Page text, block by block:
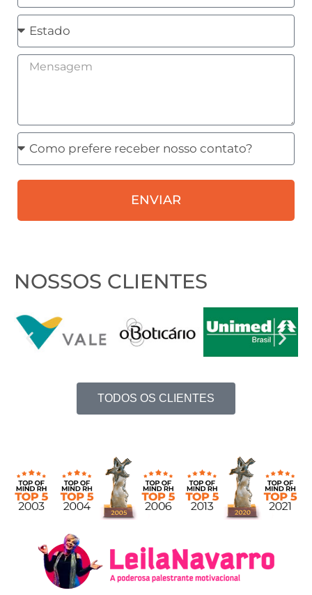
Estado
Mensagem
Como
prefere
receber
contato?
ENVIAR
NOSSOS CLIENTES
TODOS OS CLIENTES